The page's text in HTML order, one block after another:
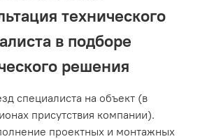
технического
в подборе
решения
специалиста на объект (в
присутствия компании).
проектных и монтажных